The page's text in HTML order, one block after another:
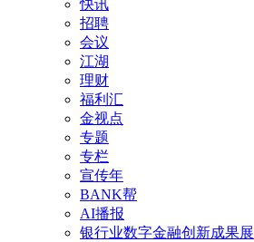
快讯
招聘
会议
江湖
理财
福利汇
金视点
专题
专栏
宣传年
BANK帮
AI播报
银行业数字金融创新成果展